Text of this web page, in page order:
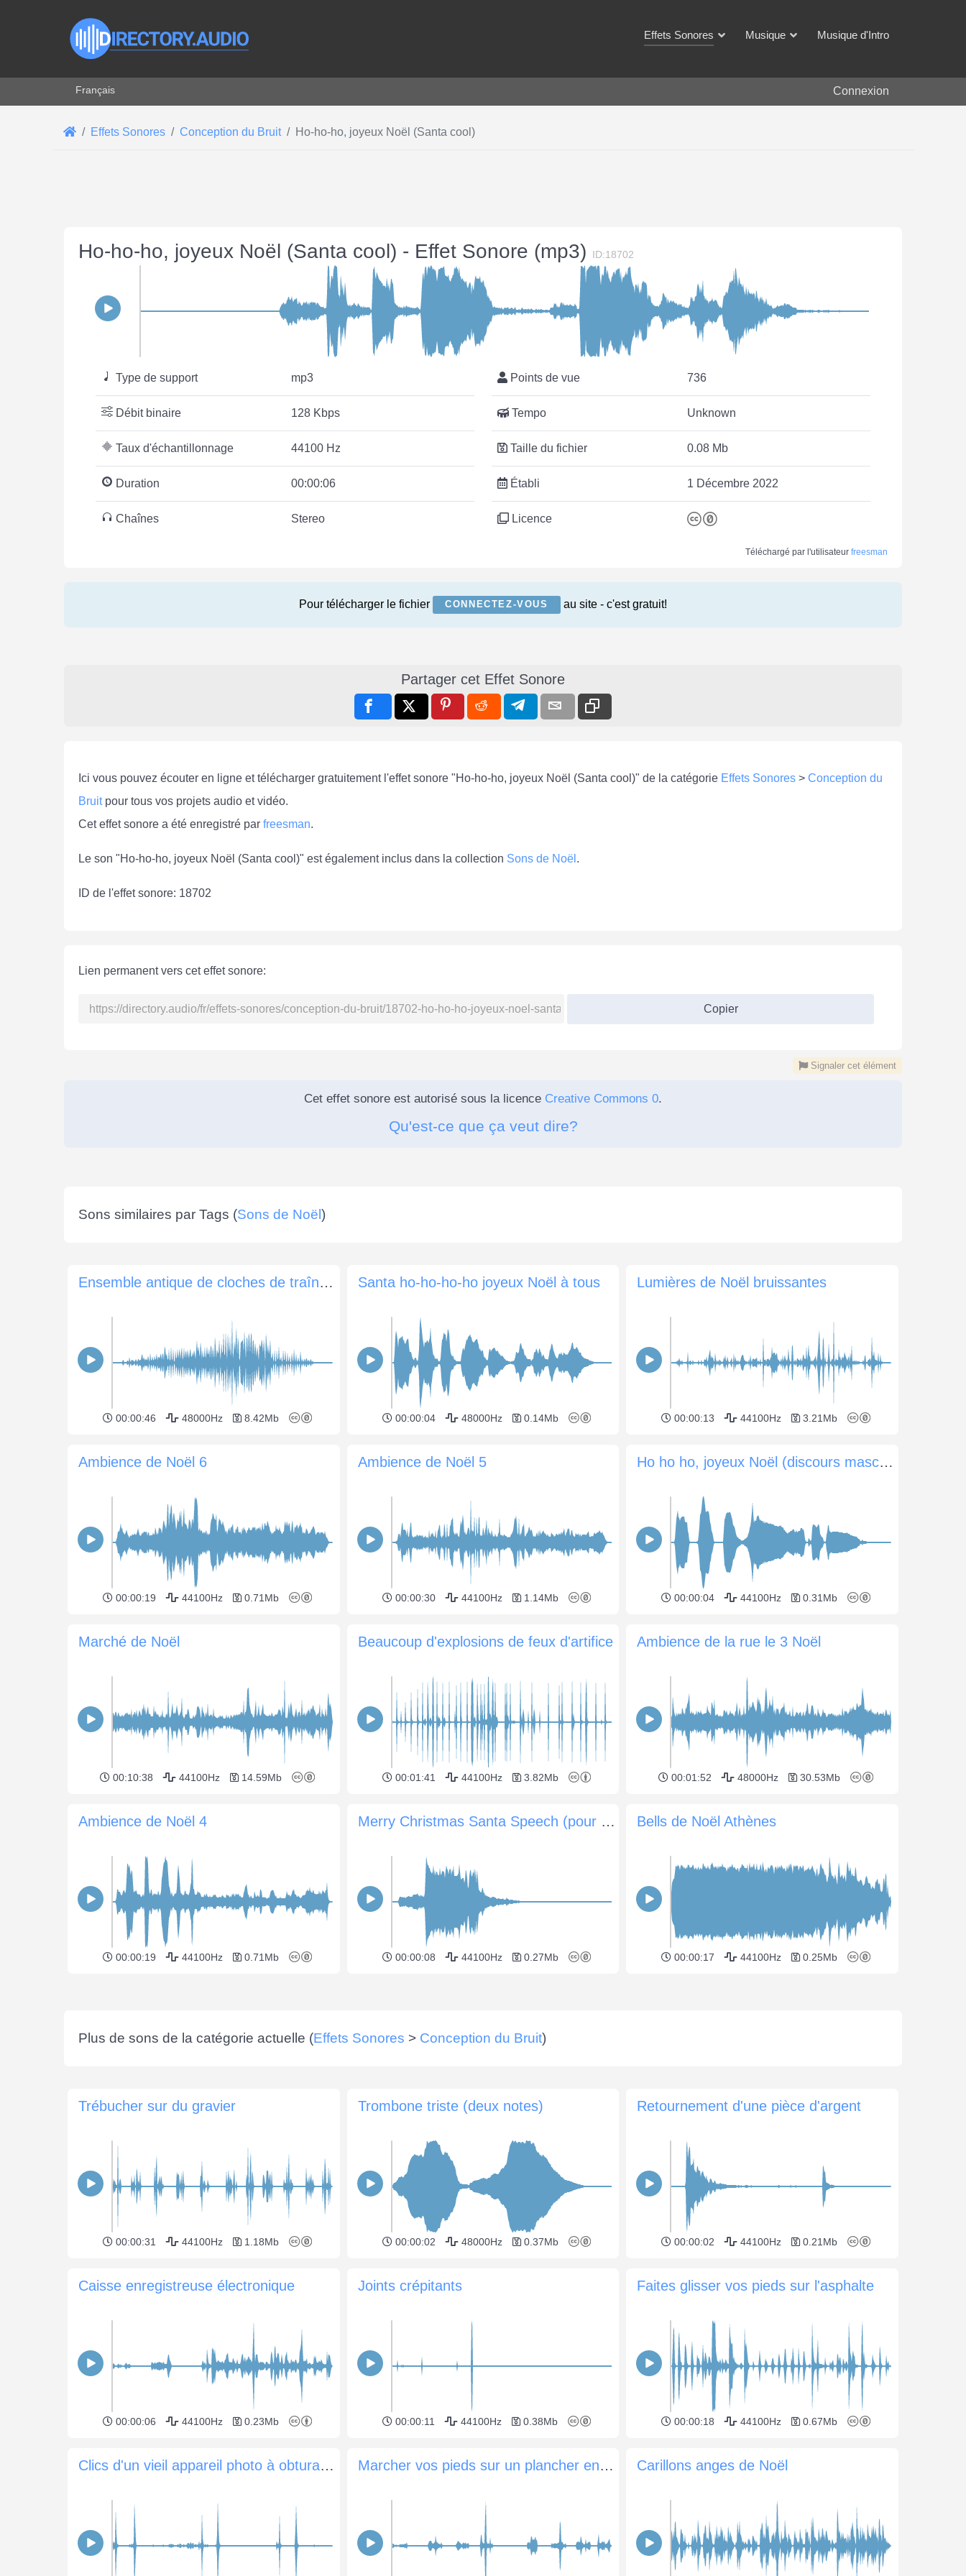
Effets Sonores Musique Musique d'Intro
Sélectionnez votre langue
Français Connexion
Effets Sonores Conception du Bruit Ho-ho-ho, joyeux Noël (Santa cool)
Ho-ho-ho, joyeux Noël (Santa cool) - Effet Sonore (mp3) ID:18702
Type de support mp3
Débit binaire 128 Kbps
Taux d'échantillonnage 44100 Hz
Duration 00:00:06
Chaînes Stereo
Points de vue 736
Tempo Unknown
Taille du fichier 0.08 Mb
Établi 1 Décembre 2022
Licence
Téléchargé par l'utilisateur freesman
Pour télécharger le fichier CONNECTEZ-VOUS au site - c'est gratuit!
Partager cet Effet Sonore
Ici vous pouvez écouter en ligne et télécharger gratuitement l'effet sonore "Ho-ho-ho, joyeux Noël (Santa cool)" de la catégorie Effets Sonores > Conception du
Bruitpour tous vos projets audio et vidéo.
Cet effet sonore a été enregistré par freesman.
Le son "Ho-ho-ho, joyeux Noël (Santa cool)" est également inclus dans la collection Sons de Noël .
ID de l'effet sonore: 18702
Lien permanent vers cet effet sonore:
Copier
Signaler cet élément
Cet effet sonore est autorisé sous la licence Creative Commons 0.
Qu'est-ce que ça veut dire?
Sons similaires par Tags (Sons de Noël )
Ensemble antique de cloches de traîneau 2
00:00:46 48000Hz 8.42Mb
Santa ho-ho-ho-ho joyeux Noël à tous
00:00:04 48000Hz 0.14Mb
Lumières de Noël bruissantes
00:00:13 44100Hz 3.21Mb
Ambience de Noël 6
00:00:19 44100Hz 0.71Mb
Ambience de Noël 5
00:00:30 44100Hz 1.14Mb
Ho ho ho, joyeux Noël (discours masculin)
00:00:04 44100Hz 0.31Mb
Marché de Noël
00:10:38 44100Hz 14.59Mb
Beaucoup d'explosions de feux d'artifice
00:01:41 44100Hz 3.82Mb
Ambience de la rue le 3 Noël
00:01:52 48000Hz 30.53Mb
Ambience de Noël 4
00:00:19 44100Hz 0.71Mb
Merry Christmas Santa Speech (pour les publicités)
00:00:08 44100Hz 0.27Mb
Bells de Noël Athènes
00:00:17 44100Hz 0.25Mb
Plus de sons de la catégorie actuelle (Effets Sonores > Conception du Bruit)
Trébucher sur du gravier
00:00:31 44100Hz 1.18Mb
Trombone triste (deux notes)
00:00:02 48000Hz 0.37Mb
Retournement d'une pièce d'argent
00:00:02 44100Hz 0.21Mb
Caisse enregistreuse électronique
00:00:06 44100Hz 0.23Mb
Joints crépitants
00:00:11 44100Hz 0.38Mb
Faites glisser vos pieds sur l'asphalte
00:00:18 44100Hz 0.67Mb
Clics d'un vieil appareil photo à obturateur manuel Marcher vos pieds sur un plancher en bois Carillons anges de Noël